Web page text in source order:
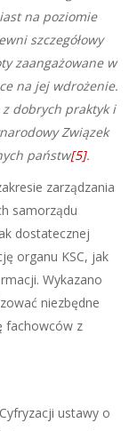
na poziomie
szczegółowy
zaangażowane w
na jej wdrożenie.
dobrych praktyk i
Związek
państw[5].
zarządzania
samorządu
dostatecznej
organu KSC, jak
Wykazano
niezbędne
fachowców z
ustawy o